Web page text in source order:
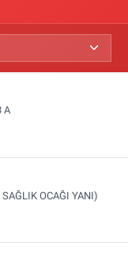
A
OCAĞI YANI)